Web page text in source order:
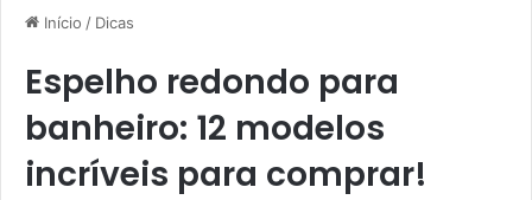
Início / Dicas
Espelho redondo para
banheiro: 12 modelos
incríveis para comprar!